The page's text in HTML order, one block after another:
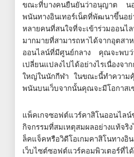
ขณะที่บางคนยืนยันว่าอนุญาต นอ
พนันทางอินเทอร์เน็ตที่พัฒนาขึ้นอย่
หลายคนที่สนใจที่จะเข้าร่วมอ
มากมายที่สามารถหาได้จากอุตสา
ออนไลน์ที่มีศูนย์กลาง คุณจะพบว่
เปลี่ยนแปลงไปได้อย่างไรเนื่องจ
ใหญ่ในนักกีฬา ในขณะนี้ทำความ
พนันบนเว็บจากนั้นคุณจะมีโอกาสเ
แพ็คเกจซอฟต์แวร์คาสิโนออนไล
กิจกรรมที่สมเหตุสมผลอย่างแท้จริ
ล็คแจ็คหรือวิดีโอเกมคาสิโนทาง
เว็บไซต์ซอฟต์แวร์คอมพิวเตอร์ที่ได้